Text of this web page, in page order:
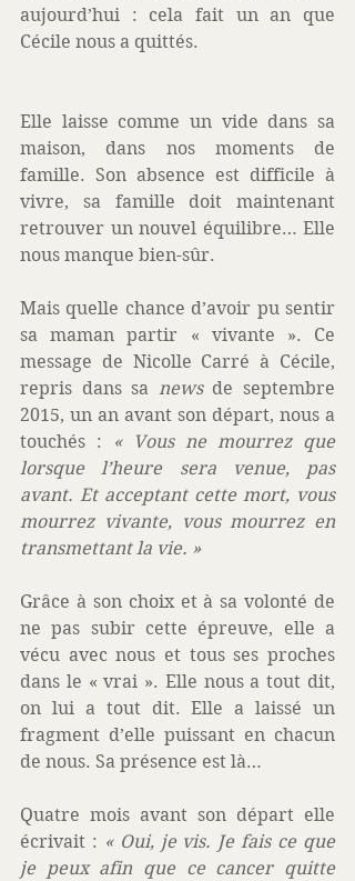
aujourd’hui : cela fait un an que
Cécile nous a quittés.
Elle laisse comme un vide dans sa
maison, dans nos moments de
famille. Son absence est difficile à
vivre, sa famille doit maintenant
retrouver un nouvel équilibre… Elle
nous manque bien-sûr.
Mais quelle chance d’avoir pu sentir
sa maman partir « vivante ». Ce
message de Nicolle Carré à Cécile,
repris dans sa news de septembre
2015, un an avant son départ, nous a
touchés :
« Vous ne mourrez que
lorsque l’heure sera venue, pas
avant. Et acceptant cette mort, vous
mourrez vivante, vous mourrez en
transmettant la vie. »
Grâce à son choix et à sa volonté de
ne pas subir cette épreuve, elle a
vécu avec nous et tous ses proches
dans le « vrai ». Elle nous a tout dit,
on lui a tout dit. Elle a laissé un
fragment d’elle puissant en chacun
de nous. Sa présence est là…
Quatre mois avant son départ elle
écrivait : « Oui, je vis. Je fais ce que
je peux afin que ce cancer quitte